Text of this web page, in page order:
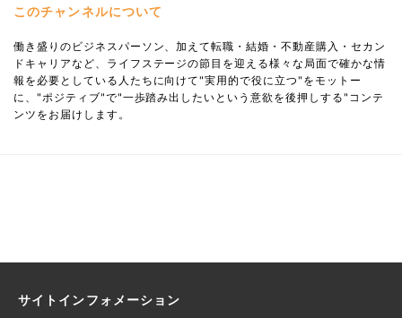
このチャンネルについて
働き盛りのビジネスパーソン、加えて転職・結婚・不動産購入・セカン
ドキャリアなど、ライフステージの節目を迎える様々な局面で確かな情
報を必要としている人たちに向けて"実用的で役に立つ"をモットー
に、"ポジティブ"で"一歩踏み出したいという意欲を後押しする"コンテ
ンツをお届けします。
サイトインフォメーション